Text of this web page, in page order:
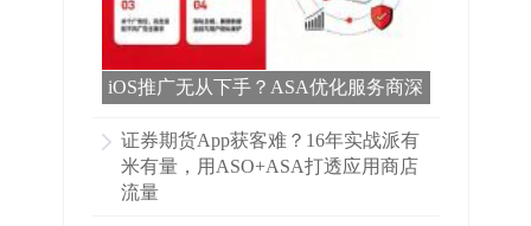
iOS推广无从下手？ASA优化服务商深
证券期货App获客难？16年实战派有
米有量，用ASO+ASA打透应用商店
流量